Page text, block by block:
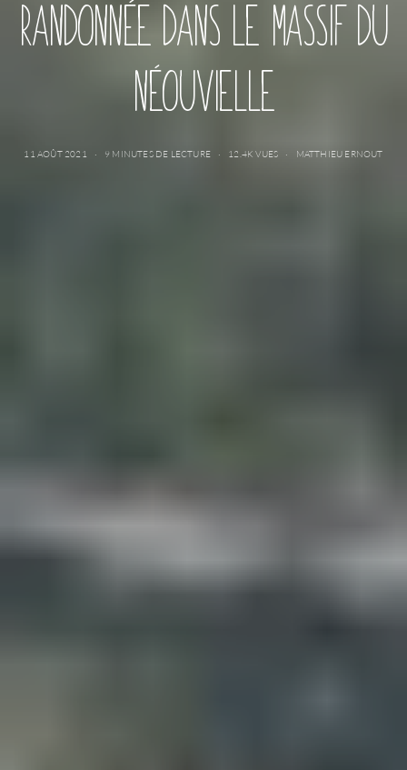
RANDONNÉE DANS LE MASSIF DU
NÉOUVIELLE
11 AOÛT 2021 9 MINUTES DE LECTURE 12.4K VUES MATTHIEU ERNOUT